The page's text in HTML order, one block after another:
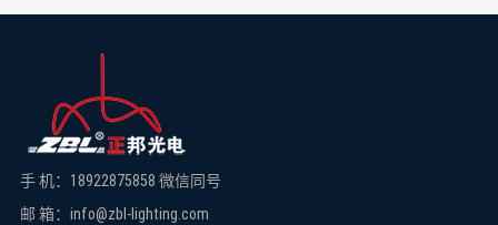
手 机：18922875858 微信同号
邮 箱：info@zbl-lighting.com